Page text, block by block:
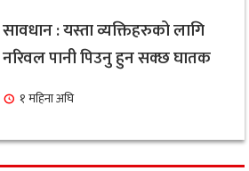
सावधान : यस्ता व्यक्तिहरुको लागि
नरिवल पानी पिउनु हुन सक्छ घातक
१ महिना अघि